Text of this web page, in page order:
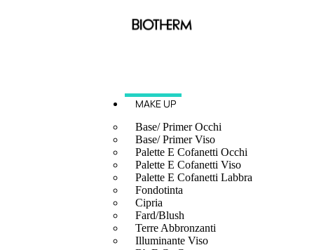
MAKE UP
Base/ Primer Occhi
Base/ Primer Viso
Palette E Cofanetti Occhi
Palette E Cofanetti Viso
Palette E Cofanetti Labbra
Fondotinta
Cipria
Fard/Blush
Terre Abbronzanti
Illuminante Viso